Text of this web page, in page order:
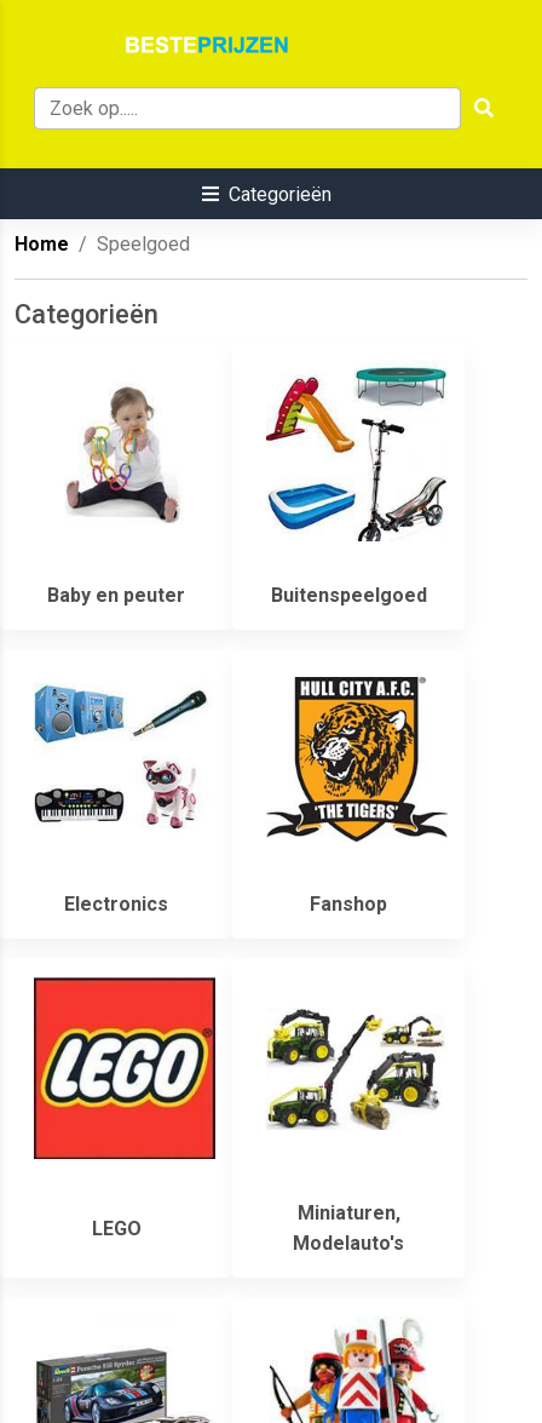
Categorieën
Home Speelgoed
Categorieën
Baby en peuter Buitenspeelgoed
Electronics Fanshop
LEGO
Miniaturen,
Modelauto's